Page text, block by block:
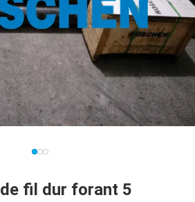
fil dur forant 5